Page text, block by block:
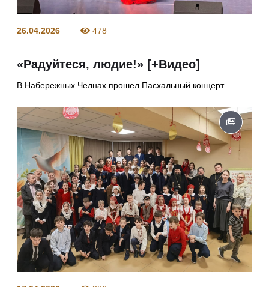
26.04.2026 478
«Радуйтеся, людие!» [+Видео]
В Набережных Челнах прошел Пасхальный концерт